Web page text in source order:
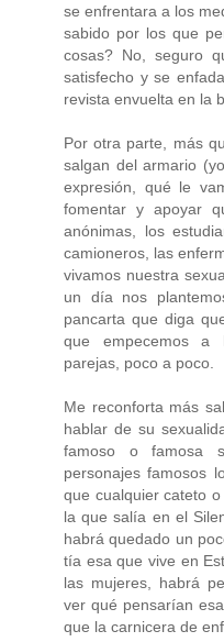
se enfrentara a los
sabido por los que
cosas? No, seguro
satisfecho y se
revista envuelta en la
Por otra parte, más
salgan del armario
expresión, qué le
fomentar y apoyar
anónimas, los
camioneros, las
vivamos nuestra
un día nos
pancarta que diga
que empecemos a
parejas, poco a poco.
Me reconforta más
hablar de su
famoso o famosa
personajes famosos
que cualquier cateto
la que salía en el
habrá quedado un
tía esa que vive en
las mujeres, habrá
ver qué pensarían
que la carnicera de